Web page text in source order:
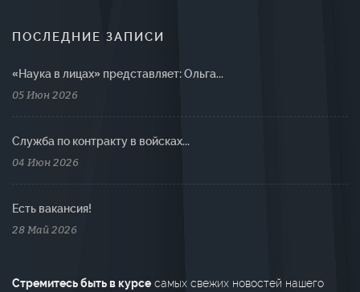
ПОСЛЕДНИЕ ЗАПИСИ
«Наука в лицах» представляет: Ольга...
05 Июн 2026
Cлужба по контракту в войсках...
04 Июн 2026
Есть вакансия!
28 Май 2026
Стремитесь быть в курсе самых свежих новостей нашего